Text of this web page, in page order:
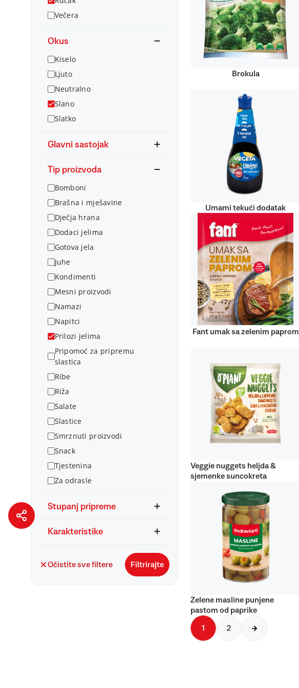
Večera
Okus
Kiselo
Ljuto
Neutralno
Slano
Slatko
Glavni sastojak
Tip proizvoda
Bomboni
Brašna i mješavine
Dječja hrana
Dodaci jelima
Gotova jela
Juhe
Kondimenti
Mesni proizvodi
Namazi
Napitci
Prilozi jelima
Pripomoć za pripremu
slastica
Ribe
Riža
Salate
Slastice
Smrznuti proizvodi
Snack
Tjestenina
Za odrasle
Stupanj pripreme
Karakteristike
Očistite sve filtere Filtrirajte
Brokula
Umami tekući dodatak
Fant umak sa zelenim paprom
Veggie nuggets heljda &
sjemenke suncokreta
Zelene masline punjene
pastom od paprike
1 2